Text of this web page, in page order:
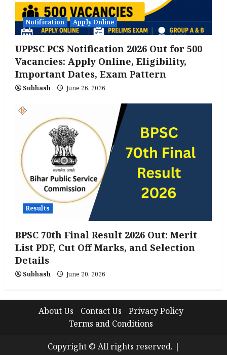
Notification Apply Online
UPPSC PCS Notification 2026 Out for 500
Vacancies: Apply Online, Eligibility,
Important Dates, Exam Pattern
Subhash June 26, 2026
Results
BPSC 70th Final Result 2026 Out: Merit
List PDF, Cut Off Marks, and Selection
Details
Subhash June 20, 2026
About Us Contact Us
Privacy Policy
Terms and Conditions
Copyright © All rights reserved. |